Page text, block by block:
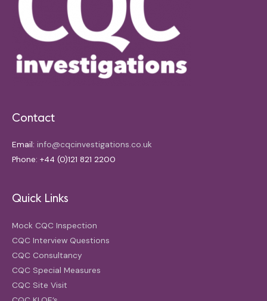
Contact
Email: info@cqcinvestigations.co.uk
Phone: +44 (0)121 821 2200
Quick Links
Mock CQC Inspection
CQC Interview Questions
CQC Consultancy
CQC Special Measures
CQC Site Visit